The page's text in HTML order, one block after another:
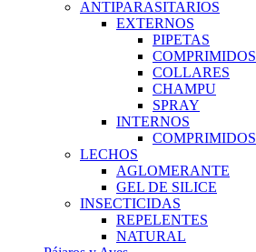
ANTIPARASITARIOS
EXTERNOS
PIPETAS
COMPRIMIDOS
COLLARES
CHAMPU
SPRAY
INTERNOS
COMPRIMIDOS
LECHOS
AGLOMERANTE
GEL DE SILICE
INSECTICIDAS
REPELENTES
NATURAL